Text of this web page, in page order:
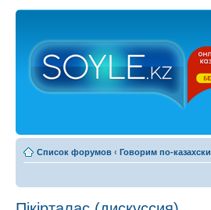
Список форумов ‹ Говорим по-казахски